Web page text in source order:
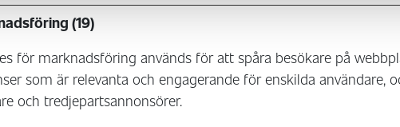
(19)
för marknadsföring används för att spåra besökare på
som är relevanta och engagerande för enskilda användare,
och tredjepartsannonsörer.